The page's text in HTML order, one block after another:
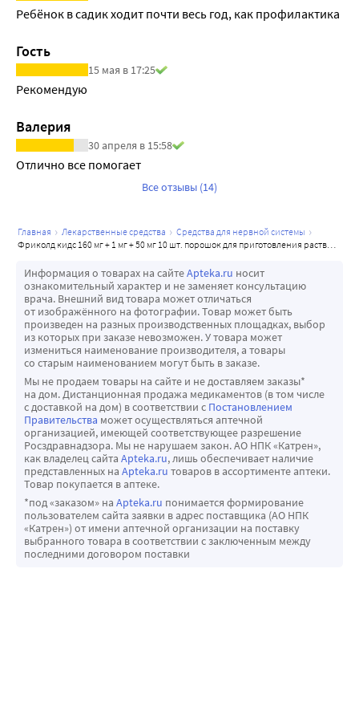
лекарственных средств. При одновременном
применении с хлорамфениколом возможно увеличение
периода его полувыведения из плазмы крови и усиление
токсического действия. Лекарственные препараты,
ведущие к задержке опорожнения желудка, например,
парацетамола и, таким образом, отсрочить начало его
действия. Лекарственные препараты, ведущие к
ускоренному опорожнению желудка, например,
метоклопрамид, могут привести к более быстрой
антагонисты 5-гидрокситриптамина 3-го типа могут
парацетамола через фармакодинамическое
взаимодействие. Парацетамол не следует принимать
совместно с зидовудином без рекомендации врача из-за
усиления тенденции к снижению количества лейкоцитов
(нейтропении). Следует избегать непрерывную
комбинированную терапию с более чем одним
болеутоляющим средством; из-за возможного
суммирования побочных эффектов. Ингибиторы
моноаминоксидазы (МАО) нельзя принимать в сочетании
с антигистаминными препаратами (например,
хлорфенамина малеат) из-за возможных
дополнительных эффектов, оказываемых
депрессантами ЦНС. Эти эффекты могут продлить и
усугубить антихолинергическое влияние, оказываемое
антигистаминами.
Ребёнок в садик ходит почти весь год, как профилактика
Гость
15 мая в 17:25
Рекомендую
Валерия
30 апреля в 15:58
Отлично все помогает
Все отзывы (14)
главная лекарственные средства
средства для нервной системы
фриколд кидс 160 мг + 1 мг + 50 мг 10 шт. порошок для приготовления раствора для приема внутрь пакеты 12 гр
Информация о товарах на сайтеApteka.ru носит
ознакомительный характер и не заменяет консультацию
врача. Внешний вид товара может отличаться
от изображённого на фотографии. Товар может быть
произведен на разных производственных площадках, выбор
из которых при заказе невозможен. У товара может
измениться наименование производителя, а товары
со старым наименованием могут быть в заказе.
Мы не продаем товары на сайте и не доставляем заказы*
на дом. Дистанционная продажа медикаментов (в том числе
с доставкой на дом) в соответствии с Постановлением
Правительства может осуществляться аптечной
организацией, имеющей соответствующее разрешение
Росздравнадзора. Мы не нарушаем закон. АО НПК «Катрен»,
как владелец сайта Apteka.ru, лишь обеспечивает наличие
представленных на Apteka.ru товаров в ассортименте аптеки.
Товар покупается в аптеке.
*под «заказом» на Apteka.ru понимается формирование
пользователем сайта заявки в адрес поставщика (АО НПК
«Катрен») от имени аптечной организации на поставку
выбранного товара в соответствии с заключенным между
последними договором поставки